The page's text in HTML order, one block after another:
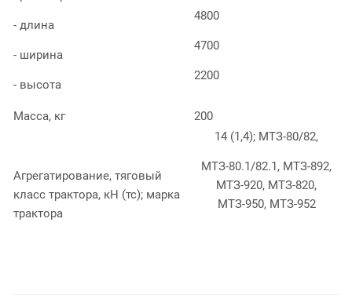
- длина
- ширина
- высота
4800
4700
2200
Масса, кг 200
Агрегатирование, тяговый
класс трактора, кН (тс); марка
трактора
14 (1,4); МТЗ-80/82,
МТЗ-80.1/82.1, МТЗ-892,
МТЗ-920, МТЗ-820,
МТЗ-950, МТЗ-952